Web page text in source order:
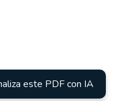
este PDF con IA